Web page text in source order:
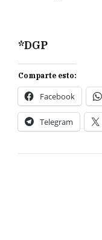
*DGP
Comparte esto:
Facebook
Telegram